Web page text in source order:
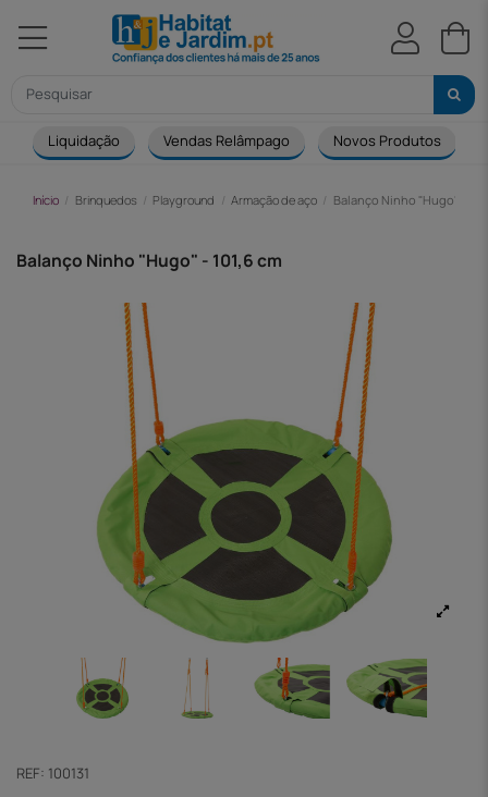
Liquidação Vendas Relâmpago Novos Produtos
Início Brinquedos Playground Armação de aço Balanço Ninho "Hugo" -
Balanço Ninho "Hugo" - 101,6 cm
REF: 100131